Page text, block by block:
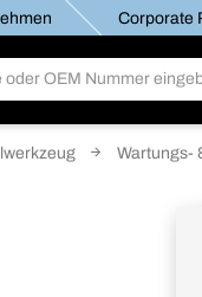
Corporate
Wartungs-